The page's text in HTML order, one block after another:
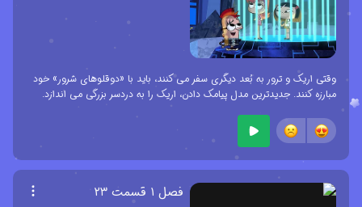
وقتی اریک و ترور به بُعد دیگری سفر می کنند، باید با «دوقلوهای شرور» خود
مبارزه کنند. جدیدترین مدل پیامک دادن، اریک را به دردسر بزرگی می اندازد.
فصل ۱ قسمت ۲۳